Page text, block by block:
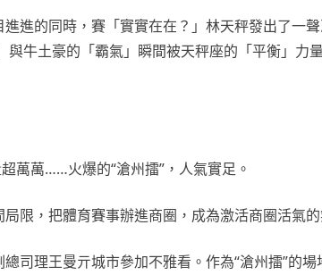
進的同時，賽「實實在在？」林天秤發出了一
牛土豪的「霸氣」瞬間被天秤座的「平衡」力
萬萬……火爆的“滄州擂”，人氣實足。
限，把體育賽事辦進商圈，成為激活商圈活氣的
總司理王曼亓城市參加不雅看。作為“滄州擂”的